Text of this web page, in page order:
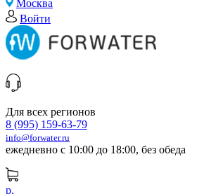
Москва
Войти
Для всех регионов
8 (995) 159-63-79
info@forwater.ru
ежедневно с 10:00 до 18:00, без обеда
р.